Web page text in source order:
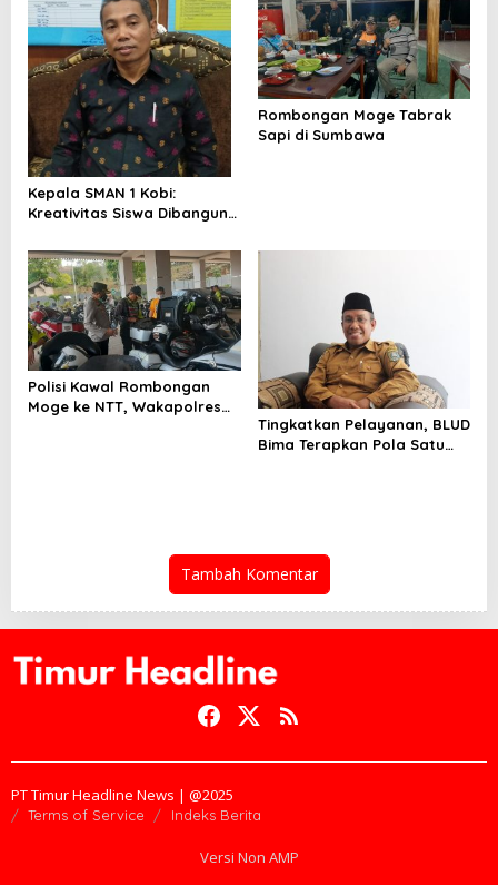
Kepala SMAN 1 Kobi:
Kreativitas Siswa Dibangun
Rombongan Moge Tabrak
Sapi di Sumbawa
Polisi Kawal Rombongan
Moge ke NTT, Wakapolres
Tingkatkan Pelayanan, BLUD
Bima Terapkan Pola Satu
Tambah Komentar
PT Timur Headline News | @2025
Terms of Service Indeks Berita
Versi Non AMP